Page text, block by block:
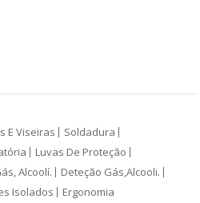
E Viseiras
Soldadura
Luvas De Proteção
Alcoolí.
Deteção Gás,Alcooli.
Isolados Ergonomia